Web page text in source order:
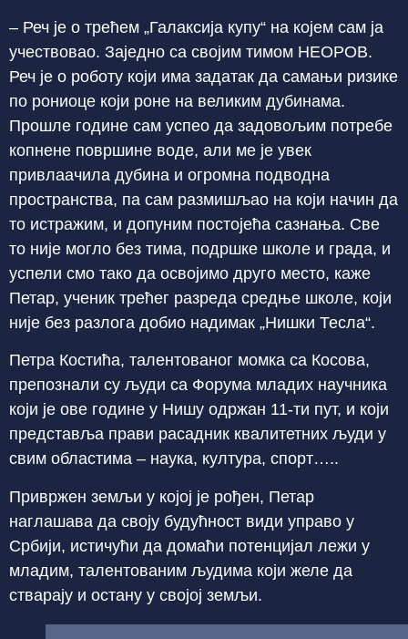
– Реч је о трећем „Галаксија купу“ на којем сам ја
учествовао. Заједно са својим тимом НЕОРОВ.
Реч је о роботу који има задатак да самањи ризике
по рониоце који роне на великим дубинама.
Прошле године сам успео да задовољим потребе
копнене површине воде, али ме је увек
привлаачила дубина и огромна подводна
пространства, па сам размишљао на који начин да
то истражим, и допуним постојећа сазнања. Све
то није могло без тима, подршке школе и града, и
успели смо тако да освојимо друго место, каже
Петар, ученик трећег разреда средње школе, који
није без разлога добио надимак „Нишки Тесла“.
Петра Костића, талентованог момка са Косова,
препознали су људи са Форума младих научника
који је ове године у Нишу одржан 11-ти пут, и који
представља прави расадник квалитетних људи у
свим областима – наука, култура, спорт…..
Привржен земљи у којој је рођен, Петар
наглашава да своју будућност види управо у
Србији, истичући да домаћи потенцијал лежи у
младим, талентованим људима који желе да
стварају и остану у својој земљи.